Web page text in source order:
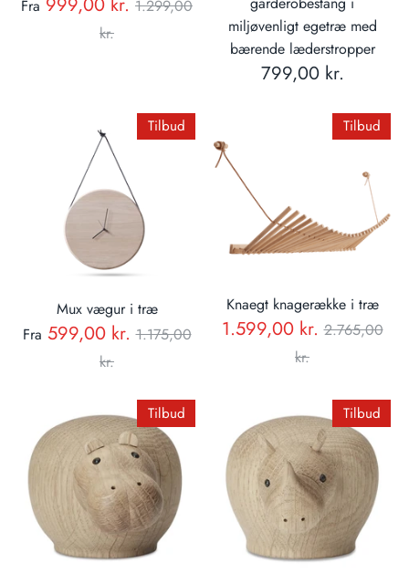
Fra
1.299,00
kr.
miljøvenligt egetræ med
bærende læderstropper
799,00 kr.
Mux vægur i træ
Fra 599,00 kr. Normal
1.175,00
kr.
Tilbud
Knaegt knagerække i træ
1.599,00 kr. Normal
2.765,00
kr.
Tilbud
Tilbud Tilbud